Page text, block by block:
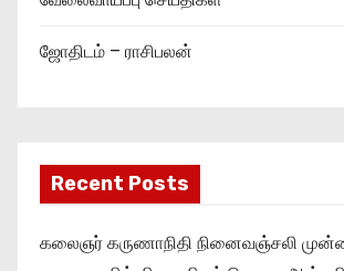
ஜோதிடம் – ராசிபலன்
Recent Posts
கலைஞர் கருணாநிதி நினைவஞ்சலி